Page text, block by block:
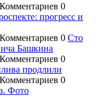
0
прогресс и
0 Сто
Башкина
0
продлили
0
Фото